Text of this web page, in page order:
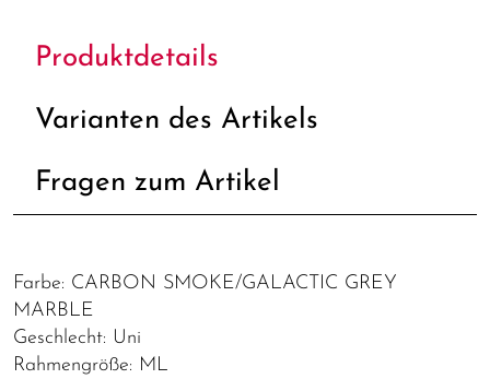
Produktdetails
Varianten des Artikels
Fragen zum Artikel
Farbe: CARBON SMOKE/GALACTIC GREY
MARBLE
Geschlecht: Uni
Rahmengröße: ML